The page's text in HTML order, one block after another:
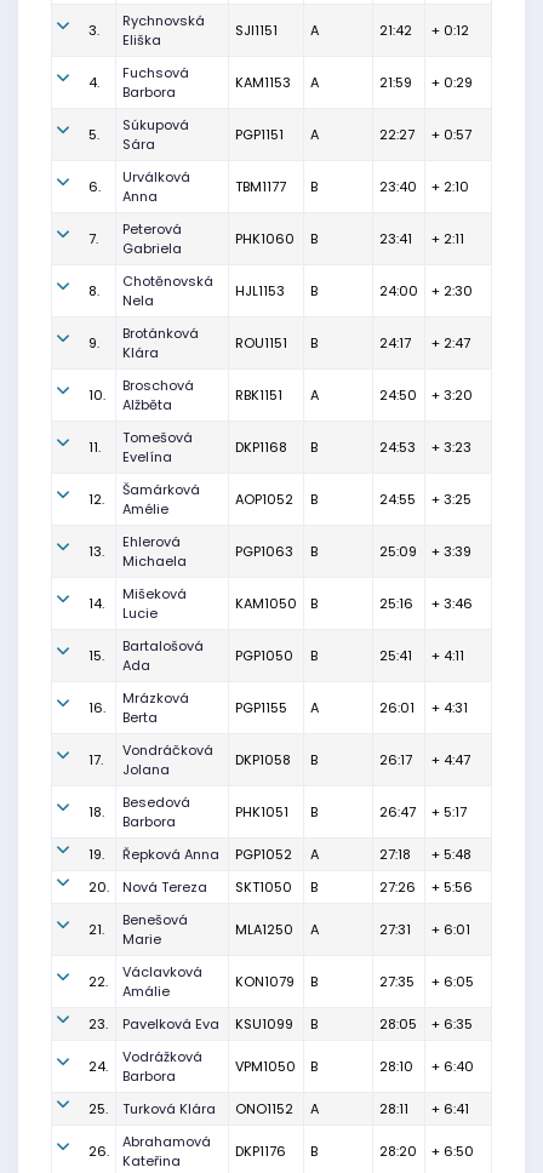
3.
Rychnovská
Eliška
SJI1151 A 21:42 + 0:12
4.
Fuchsová
Barbora
KAM1153 A 21:59 + 0:29
5.
Súkupová
Sára
PGP1151 A 22:27 + 0:57
6.
Urválková
Anna
TBM1177 B 23:40 + 2:10
7.
Peterová
Gabriela
PHK1060 B 23:41 + 2:11
8.
Chotěnovská
Nela
HJL1153 B 24:00 + 2:30
9.
Brotánková
Klára
ROU1151 B 24:17 + 2:47
10.
Broschová
Alžběta
RBK1151 A 24:50 + 3:20
11.
Tomešová
Evelína
DKP1168 B 24:53 + 3:23
12.
Šamárková
Amélie
AOP1052 B 24:55 + 3:25
13.
Ehlerová
Michaela
PGP1063 B 25:09 + 3:39
14.
Mišeková
Lucie
KAM1050 B 25:16 + 3:46
15.
Bartalošová
Ada
PGP1050 B 25:41 + 4:11
16.
Mrázková
Berta
PGP1155 A 26:01 + 4:31
17.
Vondráčková
Jolana
DKP1058 B 26:17 + 4:47
18.
Besedová
Barbora
PHK1051 B 26:47 + 5:17
19. Řepková Anna PGP1052 A 27:18
+ 5:48
20.
Nová Tereza SKT1050 B 27:26 + 5:56
21.
Benešová
Marie
MLA1250 A 27:31 + 6:01
22.
Václavková
Amálie
KON1079 B 27:35 + 6:05
23. Pavelková Eva KSU1099 B 28:05 + 6:35
24.
Vodrážková
Barbora
VPM1050 B 28:10 + 6:40
25. Turková Klára ONO1152 A 28:11 + 6:41
26.
Abrahamová
Kateřina
DKP1176 B 28:20 + 6:50